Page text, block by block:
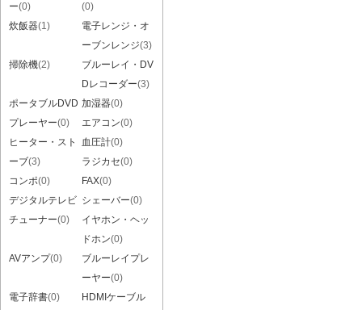
ー(0)
(0)
炊飯器(1)
電子レンジ・オ
ーブンレンジ(3)
掃除機(2)
ブルーレイ・DV
Dレコーダー(3)
ポータブルDVD
プレーヤー(0)
加湿器(0)
エアコン(0)
ヒーター・スト
ーブ(3)
血圧計(0)
ラジカセ(0)
コンポ(0) FAX(0)
デジタルテレビ
チューナー(0)
シェーバー(0)
イヤホン・ヘッ
ドホン(0)
AVアンプ(0)
ブルーレイプレ
ーヤー(0)
電子辞書(0)
HDMIケーブル